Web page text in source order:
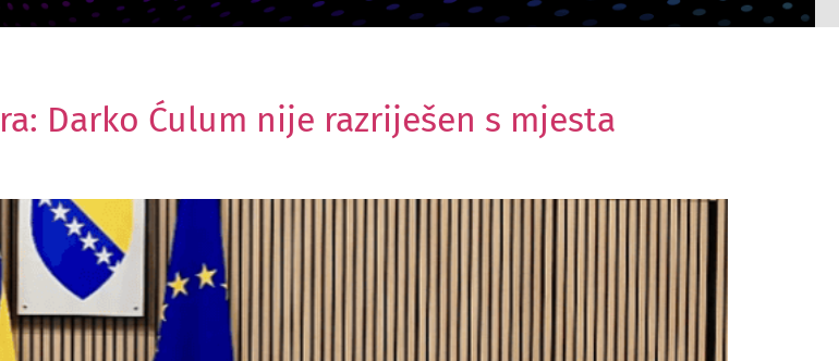
Darko Ćulum nije razriješen s mjesta